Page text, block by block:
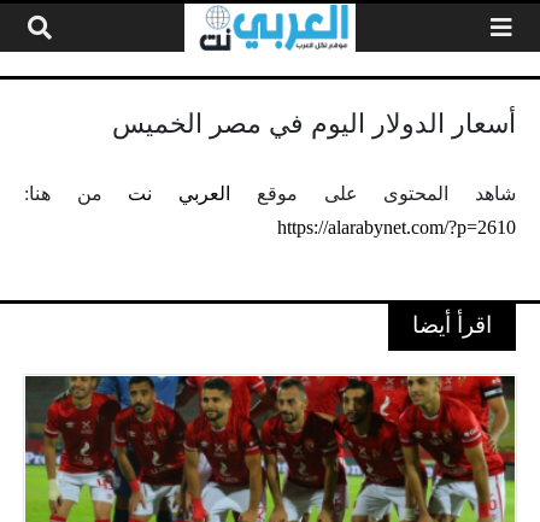
أسعار الدولار اليوم في مصر الخميس
شاهد المحتوى على موقع العربي نت من هنا:
https://alarabynet.com/?p=2610
اقرأ أيضا